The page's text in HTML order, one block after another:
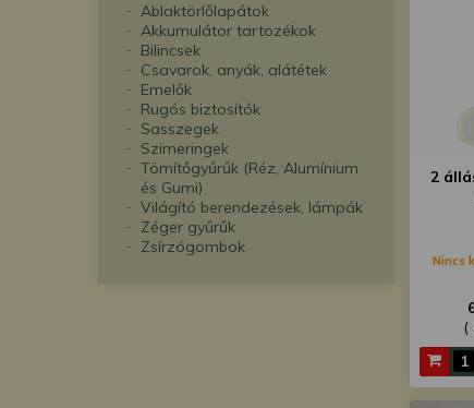
Ablaktörlőlapátok
Akkumulátor tartozékok
Bilincsek
Csavarok, anyák, alátétek
Emelők
Rugós biztosítók
Sasszegek
Szimeringek
Tömítőgyűrűk (Réz, Alumínium
és Gumi)
Világító berendezések, lámpák
Zéger gyűrűk
Zsírzógombok
2
Nincs
(